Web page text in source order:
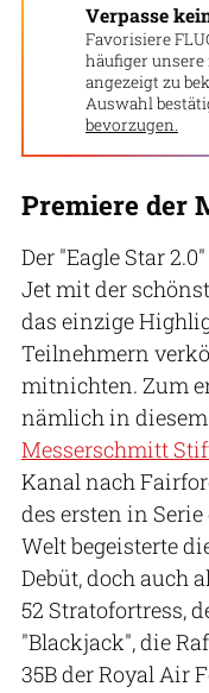
Verpasse
Favorisiere
häufiger
angezeigt zu
Auswahl
bevorzugen.
Premiere der
Der "Eagle Star
Jet mit der
das einzige
Teilnehmern
mitnichten. Zum
nämlich in
Messerschmitt
Kanal nach
des ersten in
Welt begeisterte
Debüt, doch auch
52 Stratofortress,
"Blackjack", die
35B der Royal Air